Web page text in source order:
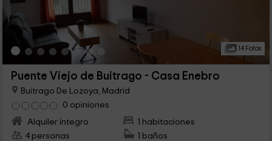
14 Fotos
Puente Viejo de Buitrago - Casa Enebro
Buitrago De Lozoya, Madrid
0 opiniones
Alquiler íntegro
1 habitaciones
4 personas
1 baños